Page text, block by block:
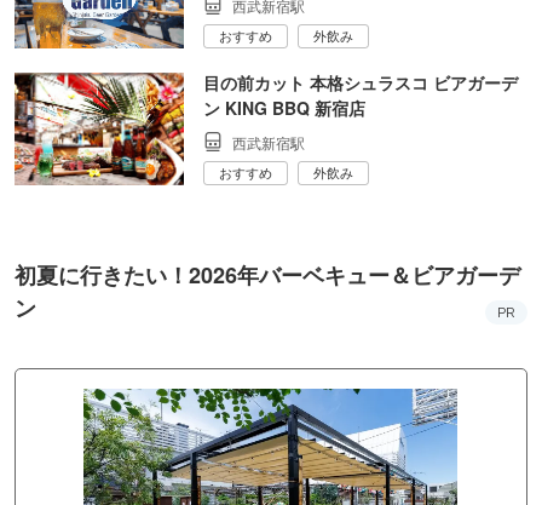
西武新宿駅
おすすめ 外飲み
目の前カット 本格シュラスコ ビアガーデ
ン KING BBQ 新宿店
西武新宿駅
おすすめ 外飲み
初夏に行きたい！2026年バーベキュー＆ビアガーデ
ン
PR